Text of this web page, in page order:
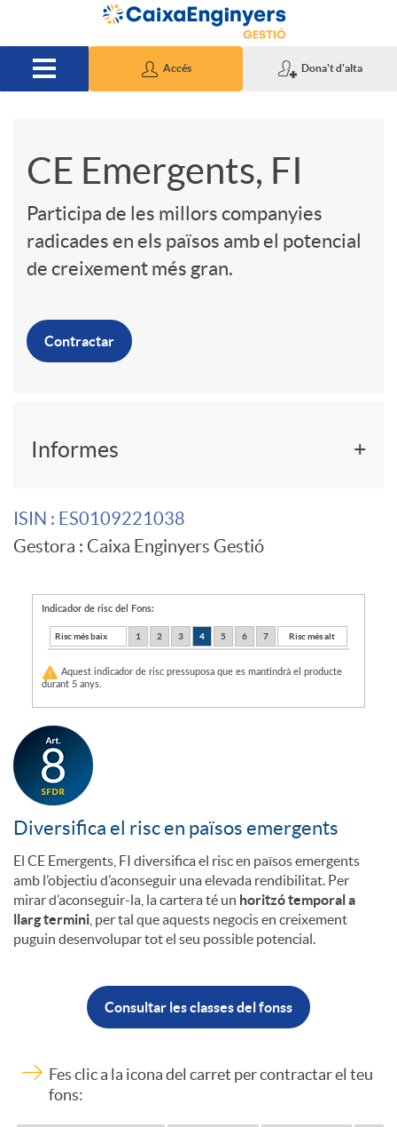
Salta al contingut principal
Accés Dona't d'alta
S
d
e
m
g
e
n
t
e
CE Emergents, FI
Participa de les millors companyies
radicades en els països amb el potencial
de creixement més gran.
Contractar
F
o
n
d
e
i
n
v
r
Informes
ISIN : ES0109221038
Gestora : Caixa Enginyers Gestió
Indicador de risc del Fons:
Risc més baix 1 2 3 4 5 6 7 Risc més alt
Aquest indicador de risc pressuposa que es mantindrà el producte
durant 5 anys.
Diversifica el risc en països emergents
El CE Emergents, FI diversifica el risc en països emergents
amb l’objectiu d’aconseguir una elevada rendibilitat. Per
mirar d’aconseguir-la, la cartera té un horitzó temporal a
llarg termini , per tal que aquests negocis en creixement
puguin desenvolupar tot el seu possible potencial.
Consultar les classes del fonss
Fes clic a la icona del carret per contractar el teu
fons: